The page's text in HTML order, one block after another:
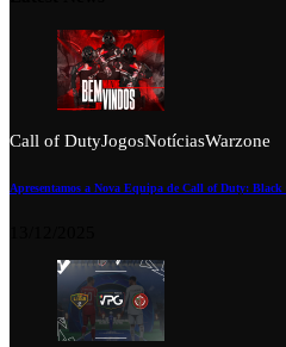
Call of DutyJogosNotíciasWarzone
Apresentamos a Nova Equipa de Call of Duty: Black